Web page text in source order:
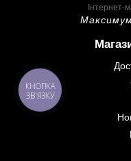
Інтернет-
Максимум
КНОПКА
ЗВ'ЯЗКУ